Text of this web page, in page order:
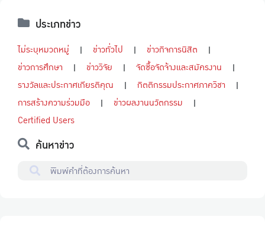
ประเภทข่าว
ไม่ระบุหมวดหมู่ ข่าวทั่วไป
ข่าวกิจการนิสิต
ข่าวการศึกษา
ข่าววิจัย
จัดซื้อจัดจ้างและสมัครงาน
รางวัลและประกาศเกียรติคุณ
กิตติกรรมประกาศภาควิชา
การสร้างความร่วมมือ
ข่าวผลงานนวัตกรรม
Certified Users
ค้นหาข่าว